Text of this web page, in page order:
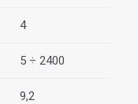
4
5 ÷ 2400
9,2